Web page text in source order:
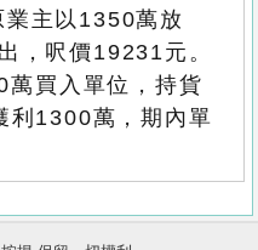
業主以1350萬放
，呎價19231元。
買入單位，持貨
利1300萬，期內單